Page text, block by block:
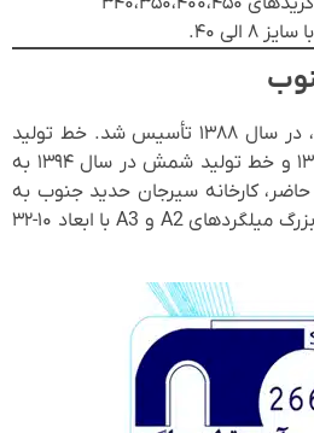
شرکت سیرجان حدید جنوب، در سال ۱۳۸۸ تأسیس شد. خط تولید
میلگرد استاندارد در سال ۱۳۹۲ و خط تولید شمش در سال ۱۳۹۴ به
حاضر، کارخانه سیرجان حدید جنوب به
عنوان یکی از تولیدکنندگان بزرگ میلگردهای A2 و A3 با ابعاد ۱۰-۳۲